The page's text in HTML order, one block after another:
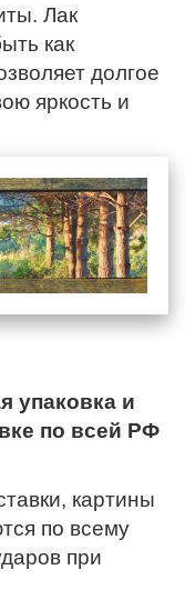
Лак
как
долгое
яркость и
упаковка и
по всей РФ
картины
по всему
при